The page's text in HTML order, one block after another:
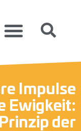
Impulse
Ewigkeit:
der